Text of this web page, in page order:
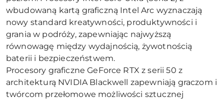
wbudowaną kartą graficzną Intel Arc wyznaczają
nowy standard kreatywności, produktywności i
grania w podróży, zapewniając najwyższą
równowagę między wydajnością, żywotnością
baterii i bezpieczeństwem.
Procesory graficzne GeForce RTX z serii 50 z
architekturą NVIDIA Blackwell zapewniają graczom i
twórcom przełomowe możliwości sztucznej